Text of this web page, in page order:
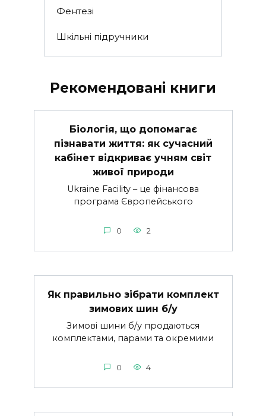
Фентезі
Шкільні підручники
Рекомендовані книги
Біологія, що допомагає
пізнавати життя: як сучасний
кабінет відкриває учням світ
живої природи
Ukraine Facility – це фінансова
програма Європейського
0 2
Як правильно зібрати комплект
зимових шин б/у
Зимові шини б/у продаються
комплектами, парами та окремими
0 4